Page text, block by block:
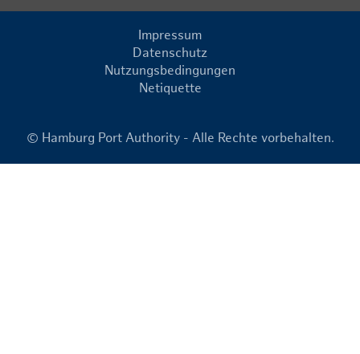
Impressum
Datenschutz
Nutzungsbedingungen
Netiquette
© Hamburg Port Authority - Alle Rechte vorbehalten.